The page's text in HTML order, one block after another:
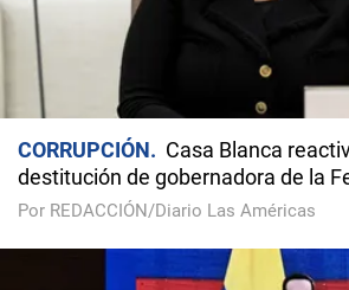
CORRUPCIÓN
Casa Blanca
destitución de gobernadora de la
Por REDACCIÓN/Diario Las Américas